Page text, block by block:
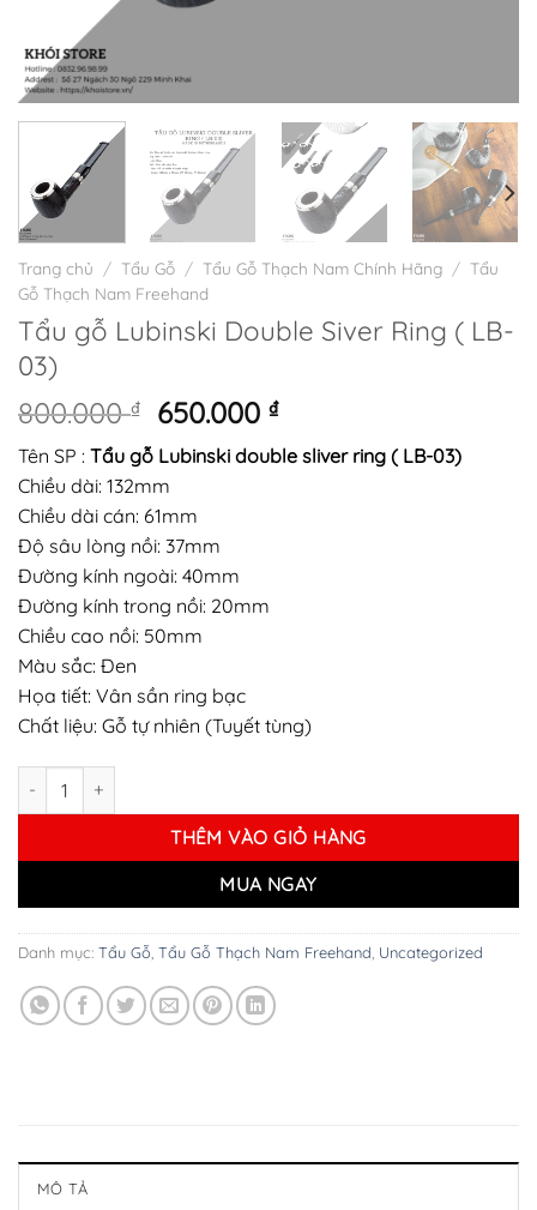
Trang chủ / Tẩu Gỗ / Tẩu Gỗ Thạch Nam Chính Hãng / Tẩu
Gỗ Thạch Nam Freehand
Tẩu gỗ Lubinski Double Siver Ring ( LB-
03)
800.000₫
Giá
gốc
là:
800.000 ₫.
650.000₫Giá
hiện
tại
Tên SP : Tẩu gỗ Lubinski double sliver ring ( LB-03)
Chiều dài: 132mm
Chiều dài cán: 61mm
Độ sâu lòng nồi: 37mm
Đường kính ngoài: 40mm
Đường kính trong nồi: 20mm
Chiều cao nồi: 50mm
Màu sắc: Đen
Họa tiết: Vân sần ring bạc
Chất liệu: Gỗ tự nhiên (Tuyết tùng)
Tẩu gỗ Lubinski Double Siver Ring ( LB-03) số lượng
THÊM VÀO GIỎ HÀNG
MUA NGAY
Danh mục: Tẩu Gỗ Tẩu Gỗ Thạch Nam Freehand Uncategorized
MÔ TẢ